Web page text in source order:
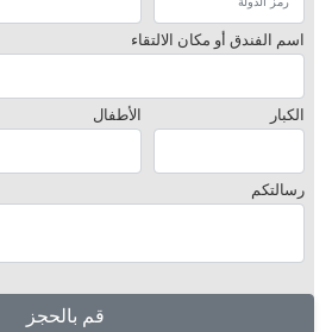
اسم الفندق أو مكان الالتقاء
الكبار الأطفال
رسالتكم
قم بالحجز